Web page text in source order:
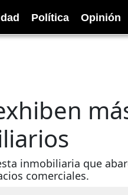
Política Opinión
inmobiliaria que
comerciales.